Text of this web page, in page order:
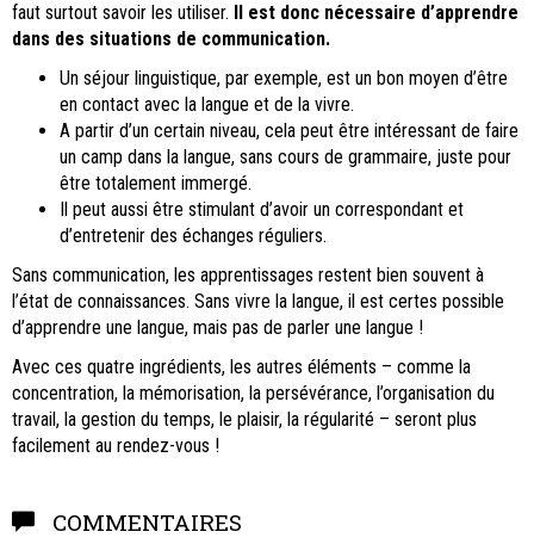
faut surtout savoir les utiliser. Il est donc nécessaire d’apprendre
dans des situations de communication.
Un séjour linguistique, par exemple, est un bon moyen d’être
en contact avec la langue et de la vivre.
A partir d’un certain niveau, cela peut être intéressant de faire
un camp dans la langue, sans cours de grammaire, juste pour
être totalement immergé.
Il peut aussi être stimulant d’avoir un correspondant et
d’entretenir des échanges réguliers.
Sans communication, les apprentissages restent bien souvent à
l’état de connaissances. Sans vivre la langue, il est certes possible
d’apprendre une langue, mais pas de parler une langue !
Avec ces quatre ingrédients, les autres éléments – comme la
concentration, la mémorisation, la persévérance, l’organisation du
travail, la gestion du temps, le plaisir, la régularité – seront plus
facilement au rendez-vous !
COMMENTAIRES